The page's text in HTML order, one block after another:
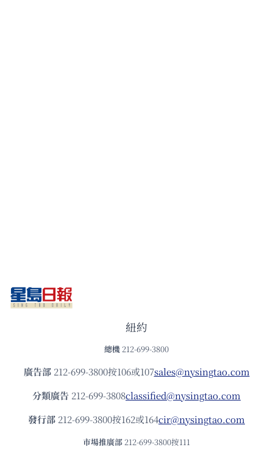
紐約
總機 212-699-3800
廣告部212-699-3800按106或107sales@nysingtao.com
分類廣告 212-699-3808classified@nysingtao.com
發⾏部 212-699-3800按162或164cir@nysingtao.com
市場推廣部 212-699-3800按111